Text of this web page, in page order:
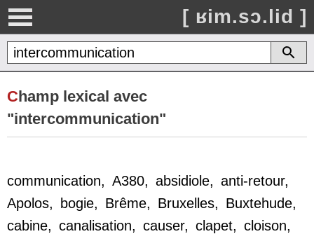
[ ʁim.sɔ.lid ]
Champ lexical avec
"intercommunication"
communication, A380, absidiole, anti-retour,
Apolos, bogie, Brême, Bruxelles, Buxtehude,
cabine, canalisation, causer, clapet, cloison,